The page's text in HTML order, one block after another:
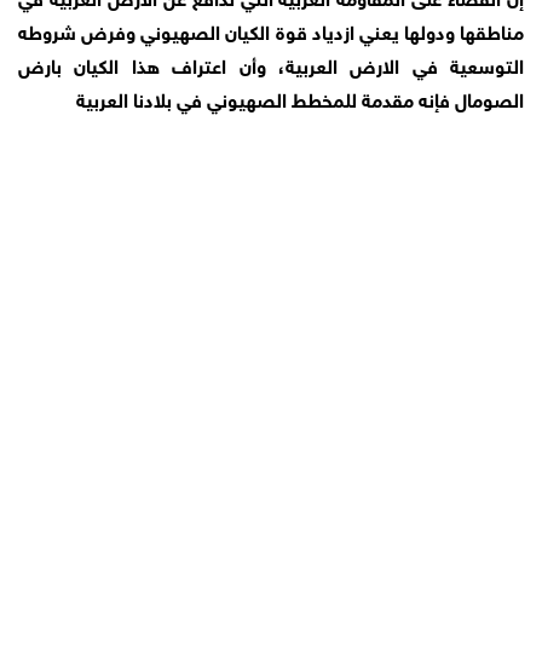
مناطقها ودولها يعني ازدياد قوة الكيان الصهيوني وفرض شروطه
التوسعية في الارض العربية، وأن اعتراف هذا الكيان بارض
الصومال فإنه مقدمة للمخطط الصهيوني في بلادنا العربية